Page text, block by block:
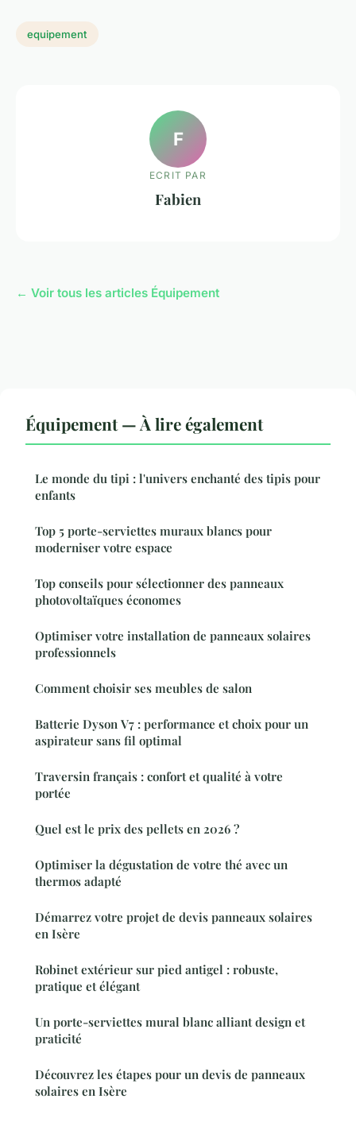
equipement
F
ECRIT PAR
Fabien
← Voir tous les articles Équipement
Équipement — À lire également
Le monde du tipi : l'univers enchanté des tipis pour
enfants
Top 5 porte-serviettes muraux blancs pour
moderniser votre espace
Top conseils pour sélectionner des panneaux
photovoltaïques économes
Optimiser votre installation de panneaux solaires
professionnels
Comment choisir ses meubles de salon
Batterie Dyson V7 : performance et choix pour un
aspirateur sans fil optimal
Traversin français : confort et qualité à votre
portée
Quel est le prix des pellets en 2026 ?
Optimiser la dégustation de votre thé avec un
thermos adapté
Démarrez votre projet de devis panneaux solaires
en Isère
Robinet extérieur sur pied antigel : robuste,
pratique et élégant
Un porte-serviettes mural blanc alliant design et
praticité
Découvrez les étapes pour un devis de panneaux
solaires en Isère